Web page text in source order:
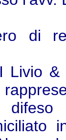
di
Livio